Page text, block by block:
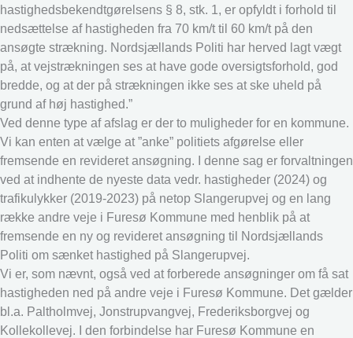
hastighedsbekendtgørelsens § 8, stk. 1, er opfyldt i forhold til
nedsættelse af hastigheden fra 70 km/t til 60 km/t på den
ansøgte strækning. Nordsjællands Politi har herved lagt vægt
på, at vejstrækningen ses at have gode oversigtsforhold, god
bredde, og at der på strækningen ikke ses at ske uheld på
grund af høj hastighed.”
Ved denne type af afslag er der to muligheder for en kommune.
Vi kan enten at vælge at ”anke” politiets afgørelse eller
fremsende en revideret ansøgning. I denne sag er forvaltningen
ved at indhente de nyeste data vedr. hastigheder (2024) og
trafikulykker (2019-2023) på netop Slangerupvej og en lang
række andre veje i Furesø Kommune med henblik på at
fremsende en ny og revideret ansøgning til Nordsjællands
Politi om sænket hastighed på Slangerupvej.
Vi er, som nævnt, også ved at forberede ansøgninger om få sat
hastigheden ned på andre veje i Furesø Kommune. Det gælder
bl.a. Paltholmvej, Jonstrupvangvej, Frederiksborgvej og
Kollekollevej. I den forbindelse har Furesø Kommune en